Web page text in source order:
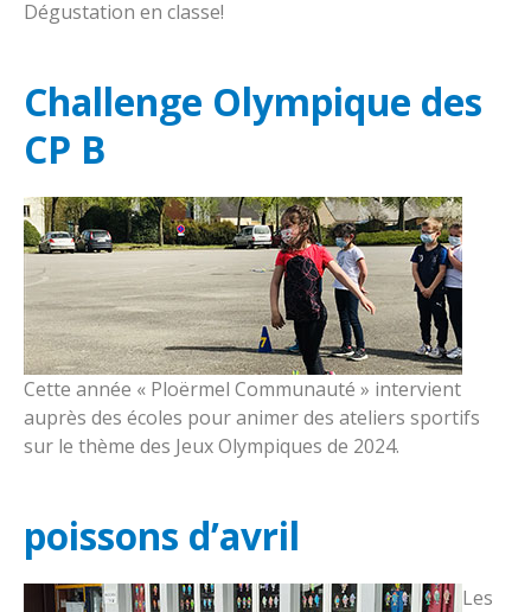
Dégustation en classe!
Challenge Olympique des
CP B
Cette année « Ploërmel Communauté » intervient
auprès des écoles pour animer des ateliers sportifs
sur le thème des Jeux Olympiques de 2024.
poissons d’avril
Les